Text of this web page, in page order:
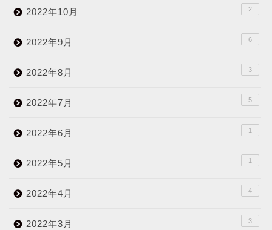
2022年10月 2
2022年9月 6
2022年8月 3
2022年7月 5
2022年6月 1
2022年5月 1
2022年4月 4
2022年3月 3